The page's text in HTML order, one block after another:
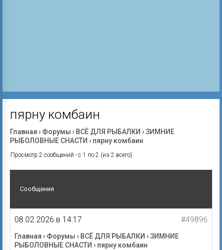
пярну комбаин
Главная › Форумы › ВСЁ ДЛЯ РЫБАЛКИ ›ЗИМНИЕ
РЫБОЛОВНЫЕ СНАСТИ › пярну комбаин
Просмотр 2 сообщений - с 1 по 2 (из 2 всего)
Сообщения
08.02.2026 в 14:17 #49896
Главная › Форумы › ВСЁ ДЛЯ РЫБАЛКИ ›ЗИМНИЕ
РЫБОЛОВНЫЕ СНАСТИ › пярну комбаин